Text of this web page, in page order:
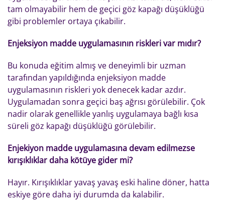
tam olmayabilir hem de geçici göz kapağı düşüklüğü
gibi problemler ortaya çıkabilir.
Enjeksiyon madde uygulamasının riskleri var mıdır?
Bu konuda eğitim almış ve deneyimli bir uzman
tarafından yapıldığında enjeksiyon madde
uygulamasının riskleri yok denecek kadar azdır.
Uygulamadan sonra geçici baş ağrısı görülebilir. Çok
nadir olarak genellikle yanlış uygulamaya bağlı kısa
süreli göz kapağı düşüklüğü görülebilir.
Enjekiyon madde uygulamasına devam edilmezse
kırışıklıklar daha kötüye gider mi?
Hayır. Kırışıklıklar yavaş yavaş eski haline döner, hatta
eskiye göre daha iyi durumda da kalabilir.